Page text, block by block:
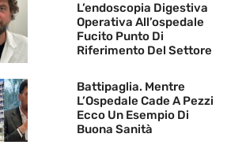
L’endoscopia Digestiva
Operativa All’ospedale
Fucito Punto Di
Riferimento Del Settore
Battipaglia. Mentre
L’Ospedale Cade A Pezzi
Ecco Un Esempio Di
Buona Sanità